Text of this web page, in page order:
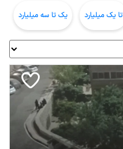
تا یک میلیارد یک تا سه میلیارد